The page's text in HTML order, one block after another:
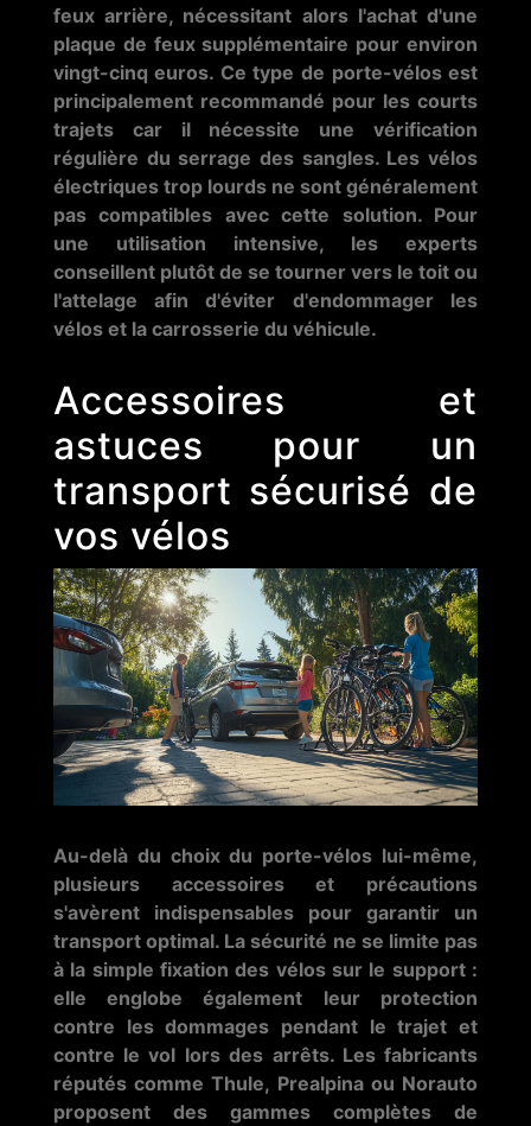
feux arrière, nécessitant alors l'achat d'une
plaque de feux supplémentaire pour environ
vingt-cinq euros. Ce type de porte-vélos est
principalement recommandé pour les courts
trajets car il nécessite une vérification
régulière du serrage des sangles. Les vélos
électriques trop lourds ne sont généralement
pas compatibles avec cette solution. Pour
une utilisation intensive, les experts
conseillent plutôt de se tourner vers le toit ou
l'attelage afin d'éviter d'endommager les
vélos et la carrosserie du véhicule.
Accessoires et
astuces pour un
transport sécurisé de
vos vélos
Au-delà du choix du porte-vélos lui-même,
plusieurs accessoires et précautions
s'avèrent indispensables pour garantir un
transport optimal. La sécurité ne se limite pas
à la simple fixation des vélos sur le support :
elle englobe également leur protection
contre les dommages pendant le trajet et
contre le vol lors des arrêts. Les fabricants
réputés comme Thule, Prealpina ou Norauto
proposent des gammes complètes de